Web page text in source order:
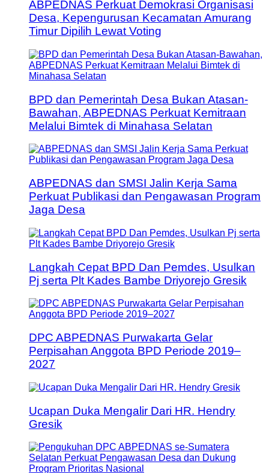
ABPEDNAS Perkuat Demokrasi Organisasi
Desa, Kepengurusan Kecamatan Amurang
Timur Dipilih Lewat Voting
BPD dan Pemerintah Desa Bukan Atasan-
Bawahan, ABPEDNAS Perkuat Kemitraan
Melalui Bimtek di Minahasa Selatan
ABPEDNAS dan SMSI Jalin Kerja Sama
Perkuat Publikasi dan Pengawasan Program
Jaga Desa
Langkah Cepat BPD Dan Pemdes, Usulkan
Pj serta Plt Kades Bambe Driyorejo Gresik
DPC ABPEDNAS Purwakarta Gelar
Perpisahan Anggota BPD Periode 2019–
2027
Ucapan Duka Mengalir Dari HR. Hendry
Gresik